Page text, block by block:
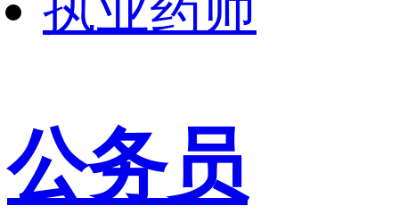
公务员